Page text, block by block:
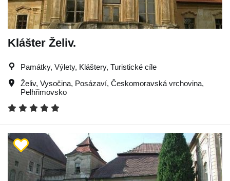
Klášter Želiv.
Památky, Výlety, Kláštery, Turistické cíle
Želiv, Vysočina, Posázaví, Českomoravská vrchovina,
Pelhřimovsko